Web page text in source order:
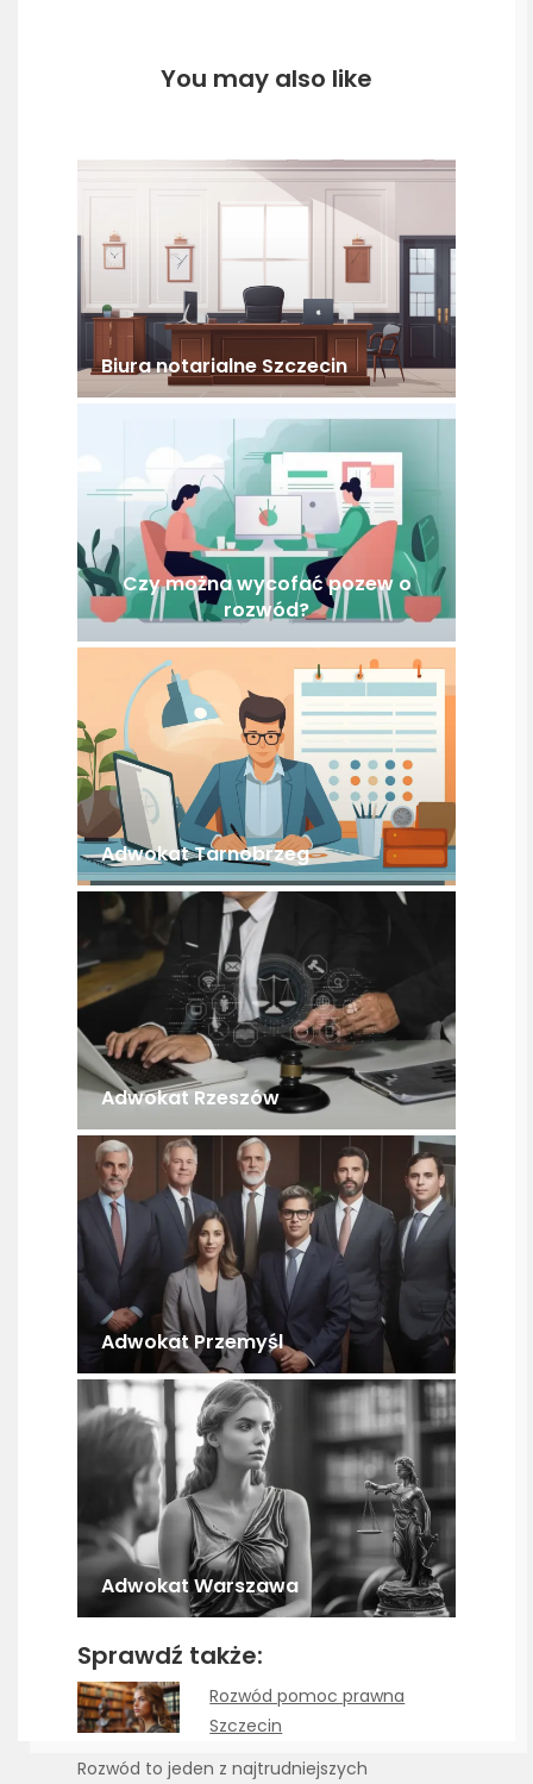
You may also like
Biura notarialne Szczecin
Czy można wycofać pozew o
rozwód?
Adwokat Tarnobrzeg
Adwokat Rzeszów
Adwokat Przemyśl
Adwokat Warszawa
Sprawdź także:
Rozwód pomoc prawna
Szczecin
Rozwód to jeden z najtrudniejszych